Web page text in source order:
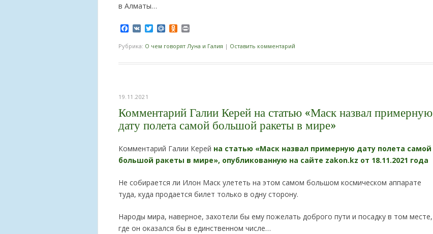
в Алматы…
Facebook
VK TwitterMail.RuOdnoklassniki
Рубрика: О чем говорят Луна и Галия | Оставить комментарий
19.11.2021
Комментарий Галии Керей на статью «Маск назвал примерную
дату полета самой большой ракеты в мире»
Комментарий Галии Керей на статью «Маск назвал примерную дату полета самой
большой ракеты в мире», опубликованную на сайте zakon.kz от 18.11.2021 года
Не собирается ли Илон Маск улететь на этом самом большом космическом аппарате
туда, куда продается билет только в одну сторону.
Народы мира, наверное, захотели бы ему пожелать доброго пути и посадку в том месте,
где он оказался бы в единственном числе…